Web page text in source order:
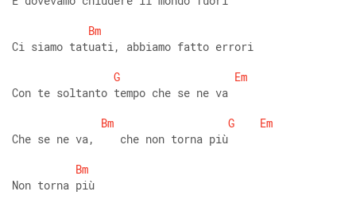
Bm
Ci siamo tatuati, abbiamo fatto errori
G
Em
Con te soltanto tempo che se ne va
Bm
G
Em
Che se ne va,    che non torna più
Bm
Non torna più